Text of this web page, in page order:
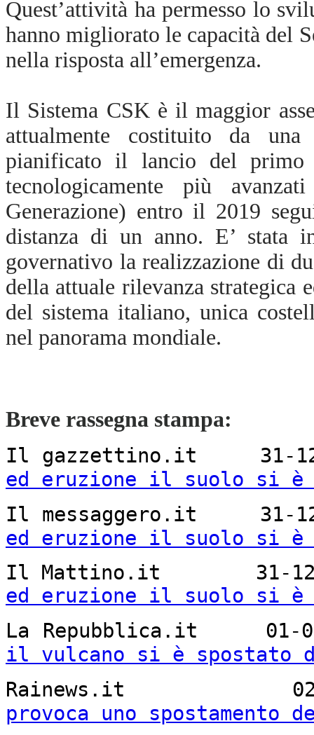
Quest’attività ha permesso lo
hanno migliorato le capacità del
nella risposta all’emergenza.
Il Sistema CSK è il maggior
attualmente costituito da
pianificato il lancio del primo
tecnologicamente più
Generazione) entro il 2019
distanza di un anno. E’ stata
governativo la realizzazione di
della attuale rilevanza strategica
del sistema italiano, unica
nel panorama mondiale.
Breve rassegna stampa:
Il gazzettino.it 31-
ed eruzione il suolo si è
Il messaggero.it
ed eruzione il suolo si è
Il Mattino.it 31-
ed eruzione il suolo si è
La Repubblica.it
il vulcano si è spostato
Rainews.it
provoca uno